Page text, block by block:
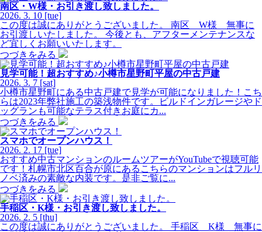
南区・W様・お引き渡し致しました。
2026. 3. 10 [tue]
この度は誠にありがとうございました。 南区 W様 無事に
お引渡しいたしました。 今後とも、アフターメンテナンスな
ど宜しくお願いいたします。
つづきをみる
見学可能！超おすすめ♪小樽市星野町平屋の中古戸建
2026. 3. 7 [sat]
小樽市星野町にある中古戸建で見学が可能になりました！こち
らは2023年弊社施工の築浅物件です。ビルドインガレージやド
ッグランも可能なテラス付きお庭にカ...
つづきをみる
スマホでオープンハウス！
2026. 2. 17 [tue]
おすすめ中古マンションのルームツアーがYouTubeで視聴可能
です！札幌市北区百合が原にあるこちらのマンションはフルリ
ノベ済みの素敵な内装です。是非ご覧に...
つづきをみる
手稲区・K様・お引き渡し致しました。
2026. 2. 5 [thu]
この度は誠にありがとうございました。 手稲区 K様 無事に